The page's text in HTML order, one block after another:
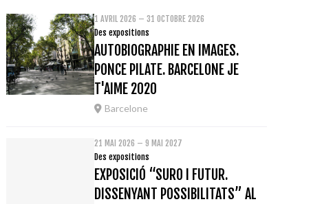
1 AVRIL 2026 – 31 OCTOBRE 2026
Des expositions
AUTOBIOGRAPHIE EN IMAGES.
PONCE PILATE. BARCELONE JE
T'AIME 2020
Barcelone
21 MAI 2026 – 9 MAI 2027
Des expositions
EXPOSICIÓ “SURO I FUTUR.
DISSENYANT POSSIBILITATS” AL